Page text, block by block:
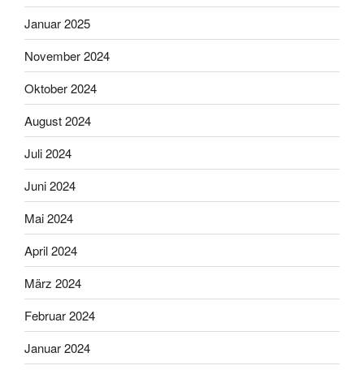
Januar 2025
November 2024
Oktober 2024
August 2024
Juli 2024
Juni 2024
Mai 2024
April 2024
März 2024
Februar 2024
Januar 2024